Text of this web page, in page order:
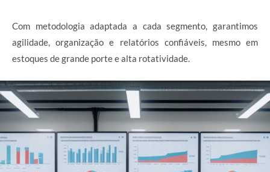
Com metodologia adaptada a cada segmento, garantimos
agilidade, organização e relatórios confiáveis, mesmo em
estoques de grande porte e alta rotatividade.